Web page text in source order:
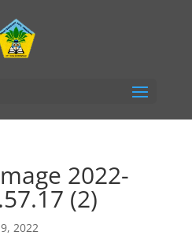
2022-
(2)
2022